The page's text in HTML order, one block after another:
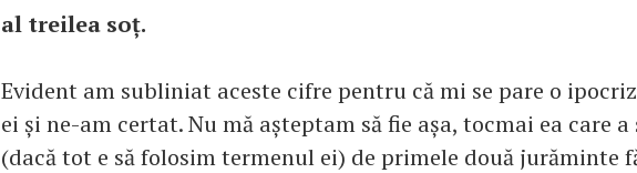
al treilea soț.
Evident am subliniat aceste cifre pentru că mi se pare o
ei și ne-am certat. Nu mă așteptam să fie așa, tocmai ea care
(dacă tot e să folosim termenul ei) de primele două jurăminte